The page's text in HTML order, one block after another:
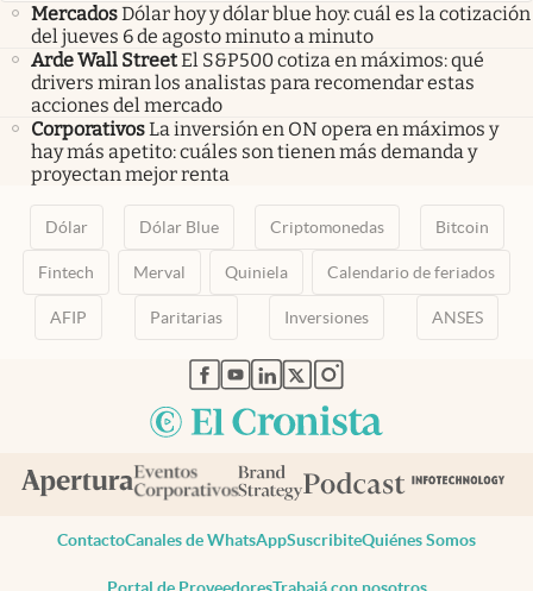
MercadosDólar hoy y dólar blue hoy: cuál es la cotización
del jueves 6 de agosto minuto a minuto
Arde Wall StreetEl S&P500 cotiza en máximos: qué
drivers miran los analistas para recomendar estas
acciones del mercado
CorporativosLa inversión en ON opera en máximos y
hay más apetito: cuáles son tienen más demanda y
proyectan mejor renta
Dólar Dólar Blue Criptomonedas Bitcoin
Fintech Merval Quiniela Calendario de feriados
AFIP Paritarias Inversiones ANSES
abre en nueva pestaña
abre en nueva pestaña
abre en nueva pestaña
abre en nueva pestaña
abre en nueva pestaña
ContactoCanales de WhatsAppSuscribiteQuiénes Somos